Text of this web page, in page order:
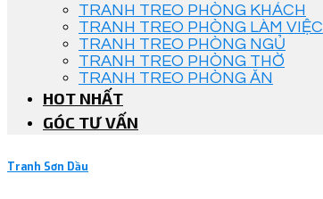
TRANH TREO PHÒNG KHÁCH
TRANH TREO PHÒNG LÀM VIỆC
TRANH TREO PHÒNG NGỦ
TRANH TREO PHÒNG THỜ
TRANH TREO PHÒNG ĂN
HOT NHẤT
GÓC TƯ VẤN
Tranh Sơn Dầu